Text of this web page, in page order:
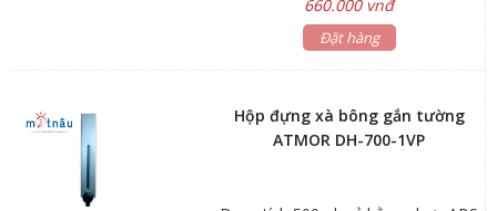
sổ thể hiện mức xà phòng. Dễ dàng
lắp đặt và thay xà phòng. Hộp chứa
xà phòng chính xác.
660.000 vnđ
Đặt hàng
Hộp đựng xà bông gắn tường
ATMOR DH-700-1VP